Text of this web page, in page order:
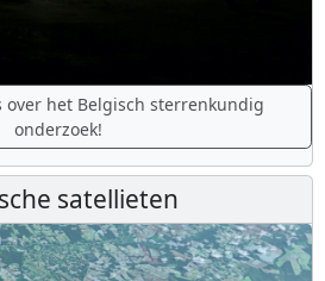
over het Belgisch sterrenkundig
onderzoek!
satellieten